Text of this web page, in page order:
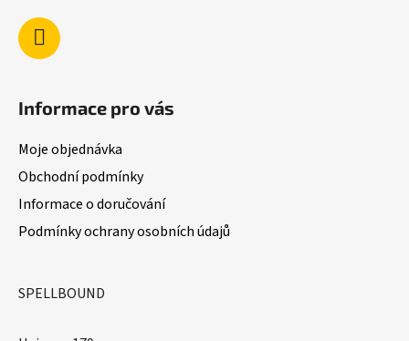
Informace pro vás
Moje objednávka
Obchodní podmínky
Informace o doručování
Podmínky ochrany osobních údajů
SPELLBOUND